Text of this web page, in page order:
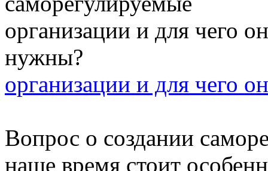
организации и для чего
Вопрос о создании
наше время стоит